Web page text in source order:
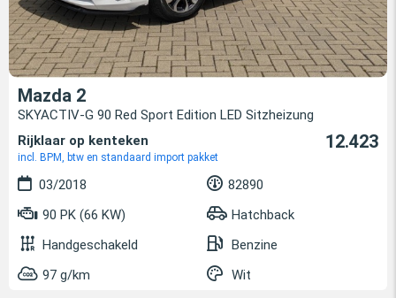
Mazda 2
SKYACTIV-G 90 Red Sport Edition LED Sitzheizung
Rijklaar op kenteken
incl. BPM, btw en standaard import pakket
12.423
03/2018
82890
90 PK (66 KW)
Hatchback
Handgeschakeld
Benzine
97 g/km
Wit